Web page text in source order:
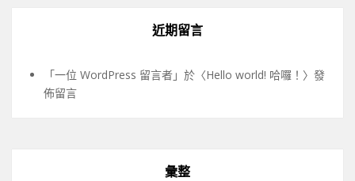
近期留言
「一位 WordPress 留言者 」於〈Hello world! 哈囉！ 〉發
佈留言
彙整